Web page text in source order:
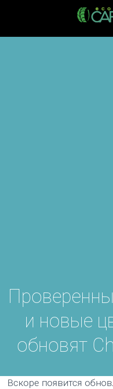
и новые
обновят
Вскоре появится